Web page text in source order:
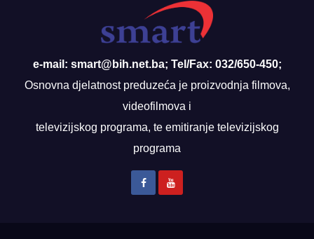
e-mail: smart@bih.net.ba; Tel/Fax: 032/650-450;
Osnovna djelatnost preduzeća je proizvodnja filmova,
videofilmova i
televizijskog programa, te emitiranje televizijskog
programa